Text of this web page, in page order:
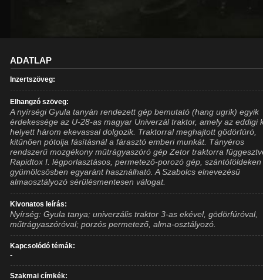
ADATLAP
Inzertszöveg:
Elhangzó szöveg:
A nyírségi Gyula tanyán rendezett gép bemutató (hang ugrik) egyik
érdekessége az U-28-as magyar Univerzál traktor, amely az eddigi
helyett három ekevassal dolgozik. Traktorral meghajtott gödörfúró,
kitűnően pótolja fásításnál a fárasztó emberi munkát. Tányéros
rendszerű mozgékony műtrágyaszóró gép Zetor traktorra
Rapidtox I. légporlasztásos, permetező-porozó gép,
gyümölcsösben egyaránt használható. A Szabolcs elnevezésű
almaosztályozó sérülésmentesen válogat.
Kivonatos leírás:
Nyírség: Gyula tanya; univerzális traktor 3-as ekével, gödörfúróval,
műtrágyaszóróval; porzós permetező, alma-osztályozó.
Kapcsolódó témák:
-
Szakmai címkék: